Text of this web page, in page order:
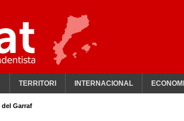
TERRITORI INTERNACIONAL
Garraf